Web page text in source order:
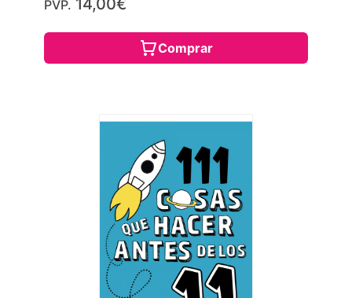
PVP.
Comprar